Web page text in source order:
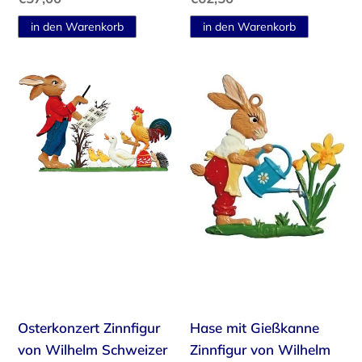
Preis
Preis
Osterkonzert
Zinnfigur
von
Wilhelm
Schweizer
Osterkonzert Zinnfigur
von Wilhelm Schweizer
Hase
mit
Gießkanne
Zinnfigur
von
Wilhelm
Schweizer
Hase mit Gießkanne
Zinnfigur von Wilhelm